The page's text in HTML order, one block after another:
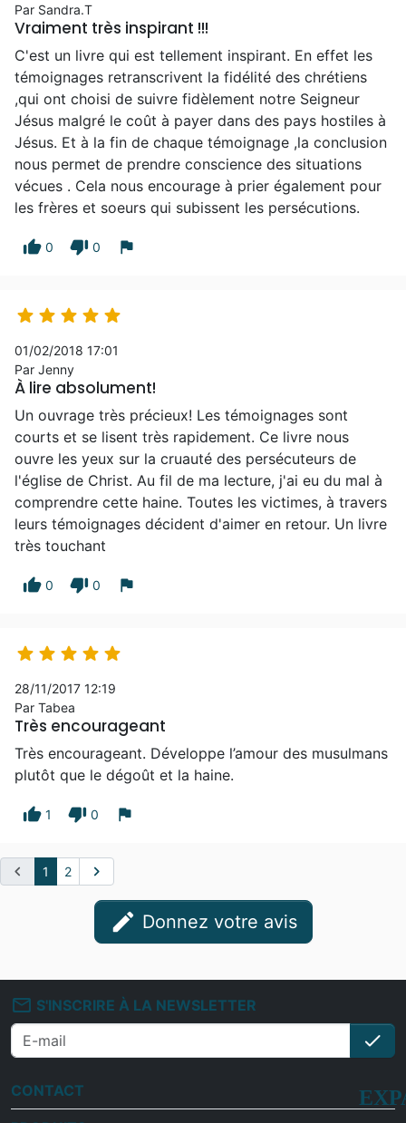
Par Sandra.T
Vraiment très inspirant !!!
C'est un livre qui est tellement inspirant. En effet les
témoignages retranscrivent la fidélité des chrétiens
,qui ont choisi de suivre fidèlement notre Seigneur
Jésus malgré le coût à payer dans des pays hostiles à
Jésus. Et à la fin de chaque témoignage ,la conclusion
nous permet de prendre conscience des situations
vécues . Cela nous encourage à prier également pour
les frères et soeurs qui subissent les persécutions.
thumb_up 0 thumb_down 0 flag
    
01/02/2018 17:01
Par Jenny
À lire absolument!
Un ouvrage très précieux! Les témoignages sont
courts et se lisent très rapidement. Ce livre nous
ouvre les yeux sur la cruauté des persécuteurs de
l'église de Christ. Au fil de ma lecture, j'ai eu du mal à
comprendre cette haine. Toutes les victimes, à travers
leurs témoignages décident d'aimer en retour. Un livre
très touchant
thumb_up 0 thumb_down 0 flag
    
28/11/2017 12:19
Par Tabea
Très encourageant
Très encourageant. Développe l’amour des musulmans
plutôt que le dégoût et la haine.
thumb_up 1 thumb_down 0 flag
chevron_left 1 2 chevron_right
edit Donnez votre avis
mail_outline S'INSCRIRE À LA NEWSLETTER
check
CONTACT